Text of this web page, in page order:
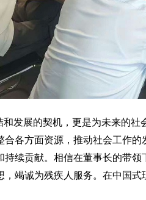
和发展的契机，更是为未来的
合各方面资源，推动社会工作
持续贡献。相信在董事长的带
，竭诚为残疾人服务。在中国